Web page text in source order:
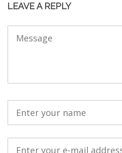
LEAVE A REPLY